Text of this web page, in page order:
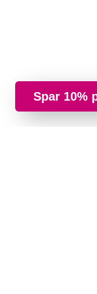
Spar 10%